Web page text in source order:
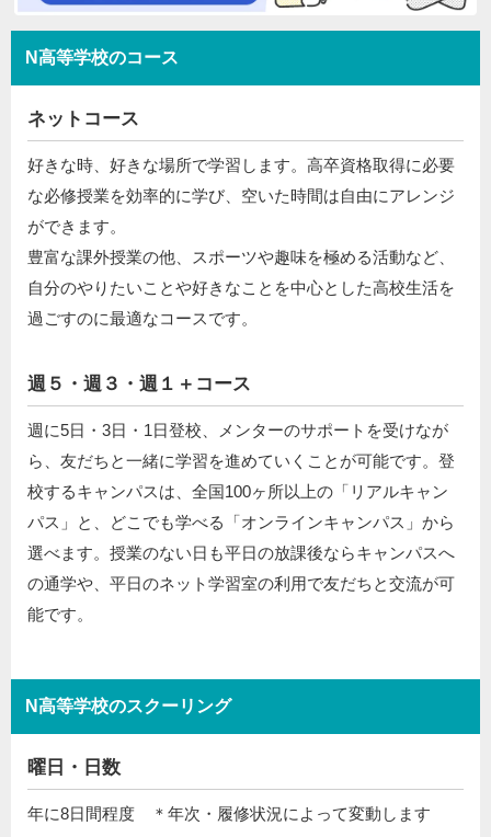
N高等学校のコース
ネットコース
好きな時、好きな場所で学習します。高卒資格取得に必要
な必修授業を効率的に学び、空いた時間は自由にアレンジ
ができます。
豊富な課外授業の他、スポーツや趣味を極める活動など、
自分のやりたいことや好きなことを中心とした高校生活を
過ごすのに最適なコースです。
週５・週３・週１＋コース
週に5日・3日・1日登校、メンターのサポートを受けなが
ら、友だちと一緒に学習を進めていくことが可能です。登
校するキャンパスは、全国100ヶ所以上の「リアルキャン
パス」と、どこでも学べる「オンラインキャンパス」から
選べます。授業のない日も平日の放課後ならキャンパスへ
の通学や、平日のネット学習室の利用で友だちと交流が可
能です。
N高等学校のスクーリング
曜日・日数
年に8日間程度 ＊年次・履修状況によって変動します